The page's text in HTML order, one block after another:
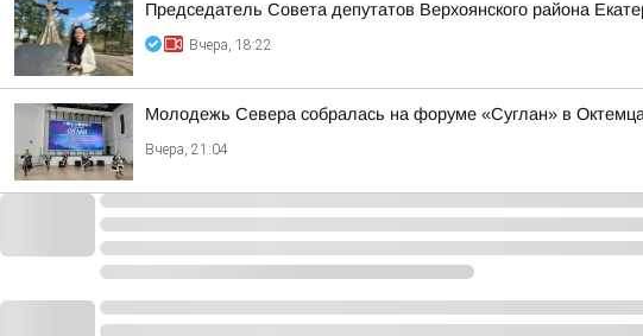
Председатель Совета депутатов Верхоянского района
Вчера, 18:22
Молодежь Севера собралась на форуме «Суглан» в
Вчера, 21:04